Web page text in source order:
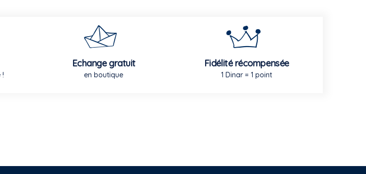
!
Echange gratuit
en boutique
Fidélité récompensée
1 Dinar = 1 point